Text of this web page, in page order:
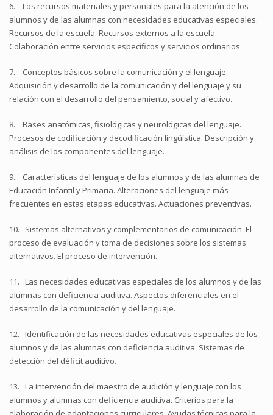
6. Los recursos materiales y personales para la atención de los
alumnos y de las alumnas con necesidades educativas especiales.
Recursos de la escuela. Recursos externos a la escuela.
Colaboración entre servicios específicos y servicios ordinarios.
7. Conceptos básicos sobre la comunicación y el lenguaje.
Adquisición y desarrollo de la comunicación y del lenguaje y su
relación con el desarrollo del pensamiento, social y afectivo.
8. Bases anatómicas, fisiológicas y neurológicas del lenguaje.
Procesos de codificación y decodificación lingüística. Descripción y
análisis de los componentes del lenguaje.
9. Características del lenguaje de los alumnos y de las alumnas de
Educación Infantil y Primaria. Alteraciones del lenguaje más
frecuentes en estas etapas educativas. Actuaciones preventivas.
10. Sistemas alternativos y complementarios de comunicación. El
proceso de evaluación y toma de decisiones sobre los sistemas
alternativos. El proceso de intervención.
11. Las necesidades educativas especiales de los alumnos y de las
alumnas con deficiencia auditiva. Aspectos diferenciales en el
desarrollo de la comunicación y del lenguaje.
12. Identificación de las necesidades educativas especiales de los
alumnos y de las alumnas con deficiencia auditiva. Sistemas de
detección del déficit auditivo.
13. La intervención del maestro de audición y lenguaje con los
alumnos y alumnas con deficiencia auditiva. Criterios para la